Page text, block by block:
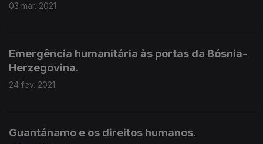
03 mar. 2021
Emergência humanitária às portas da Bósnia-
Herzegovina.
24 fev. 2021
Guantánamo e os direitos humanos.